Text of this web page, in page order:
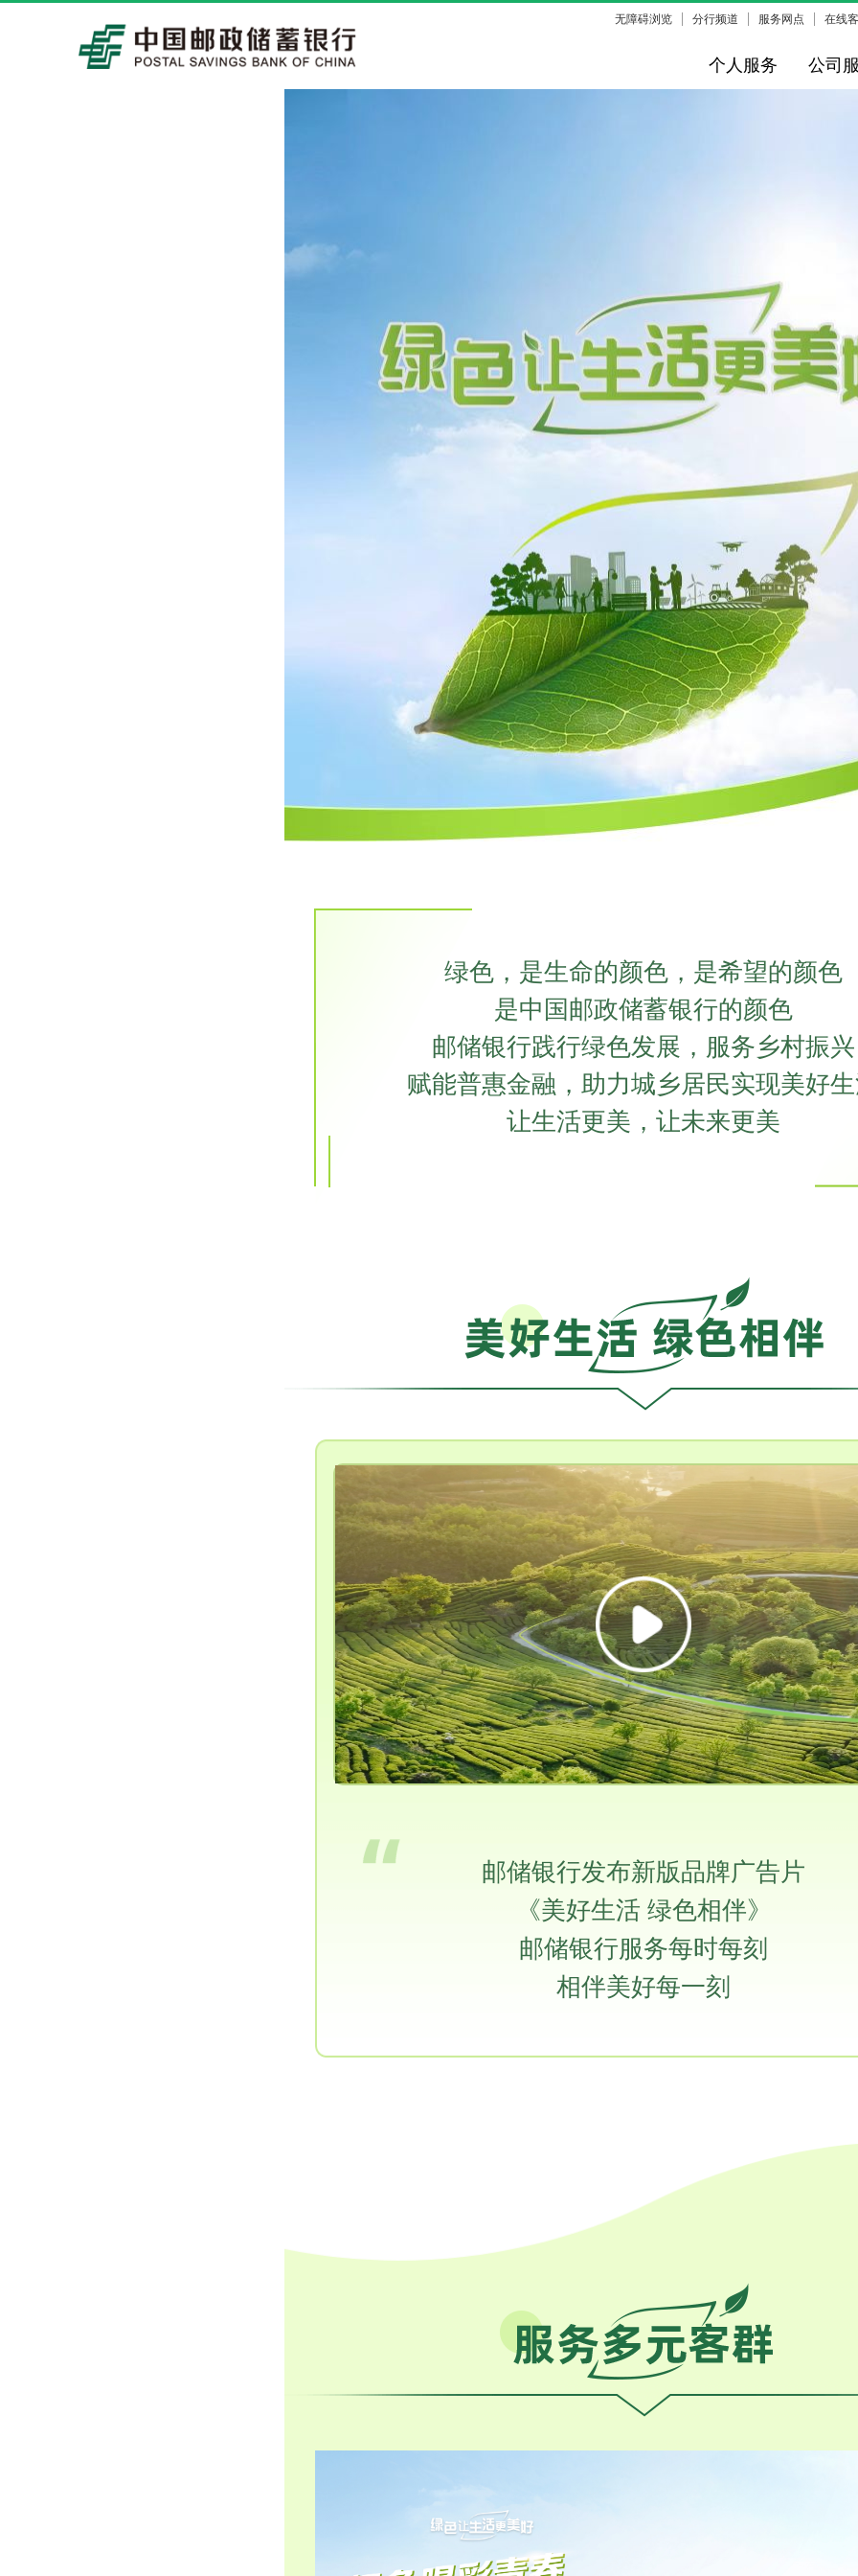
无障碍浏览 分行频道 服务网点 在线
个人服务 公司
绿色，是生命的颜色，是希望的颜色
是中国邮政储蓄银行的颜色
邮储银行践行绿色发展，服务乡村振兴
赋能普惠金融，助力城乡居民实现美好
让生活更美，让未来更美
邮储银行发布新版品牌广告片
《美好生活 绿色相伴》
邮储银行服务每时每刻
相伴美好每一刻